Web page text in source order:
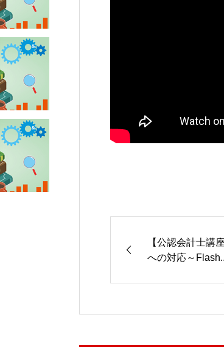
【公認会計士講
への対応～